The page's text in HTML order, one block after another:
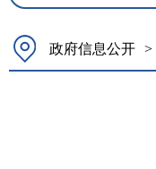
政府信息公开 >